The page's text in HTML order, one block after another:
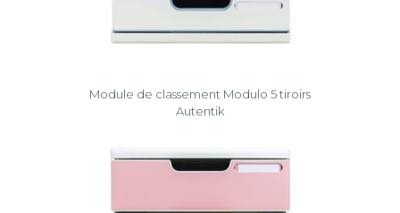
Module de classement Modulo 5 tiroirs
Autentik